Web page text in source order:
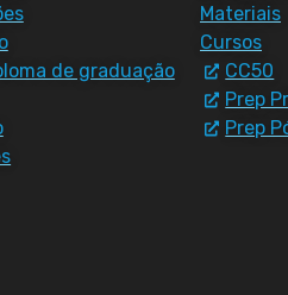
de graduação
Materiais
Cursos
CC50
Prep
Prep